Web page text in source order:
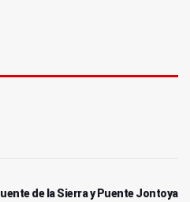
de la Sierra y Puente Jontoya